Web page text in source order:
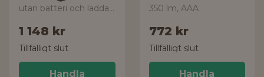
utan batteri och laddare
1 148 kr
Tillfälligt slut
Handla
350 lm, AAA
772 kr
Tillfälligt slut
Handla